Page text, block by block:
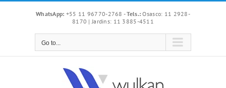
WhatsApp: +55 11 96770-2768 -Tels.: Osasco: 11 2928-
8170 | Jardins: 11 3885-4511
Go to...